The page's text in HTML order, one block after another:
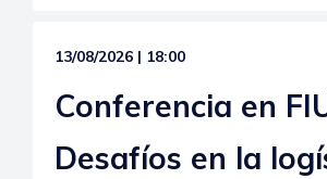
13/08/2026 | 18:00
Conferencia en
Desafíos en la